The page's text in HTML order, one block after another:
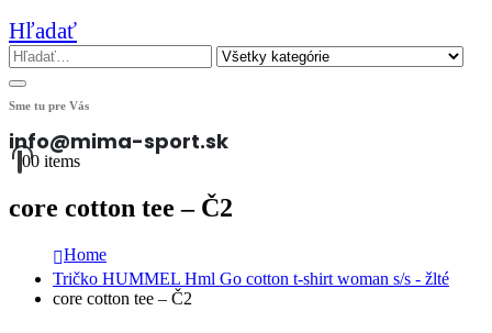
Hľadať
Sme tu pre Vás
info@mima-sport.sk
00 items
core cotton tee – Č2
Home
Tričko HUMMEL Hml Go cotton t-shirt woman s/s - žlté
core cotton tee – Č2